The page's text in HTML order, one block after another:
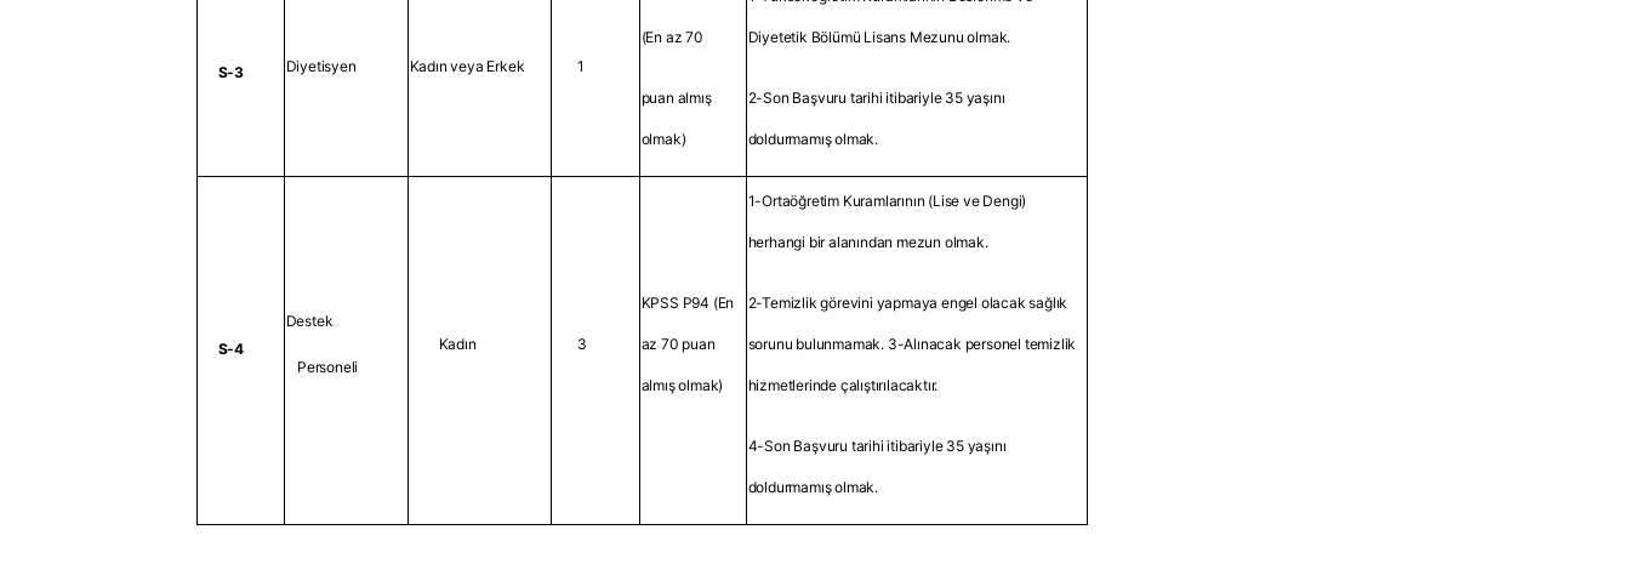
S-3 Diyetisyen Kadın veya Erkek 1
(En az 70
puan almış
olmak)
Diyetetik Bölümü Lisans Mezunu olmak.
2-Son Başvuru tarihi itibariyle 35 yaşını
doldurmamış olmak.
S-4
Destek
Personeli
Kadın 3
KPSS P94 (En
az 70 puan
almış olmak)
1-Ortaöğretim Kuramlarının (Lise ve Dengi)
herhangi bir alanından mezun olmak.
2-Temizlik görevini yapmaya engel olacak sağlık
sorunu bulunmamak. 3-Alınacak personel temizlik
hizmetlerinde çalıştırılacaktır.
4-Son Başvuru tarihi itibariyle 35 yaşını
doldurmamış olmak.